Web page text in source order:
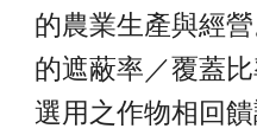
的農業生產與經
的遮蔽率／覆蓋
選用之作物相回